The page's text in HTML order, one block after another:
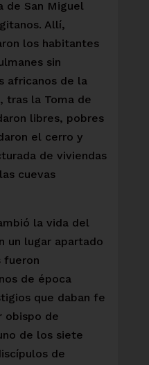
de San Miguel
Allí,
los habitantes
sin
africanos de la
tras la Toma de
libres, pobres
el cerro y
de viviendas
cuevas
la vida del
un lugar apartado
fueron
de época
que daban fe
obispo de
de los siete
de